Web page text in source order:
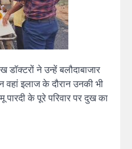
ने उन्हें बलौदाबाजार
इलाज के दौरान उनकी भी
के पूरे परिवार पर दुख का